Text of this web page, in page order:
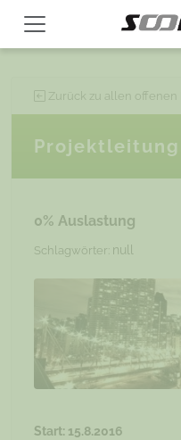
Zurück zu allen offenen
Projektleitung
0% Auslastung
Schlagwörter: null
Start: 15.8.2016